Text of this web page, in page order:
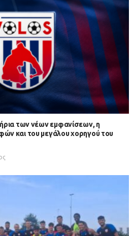
των νέων εμφανίσεων, η
και του μεγάλου χορηγού του